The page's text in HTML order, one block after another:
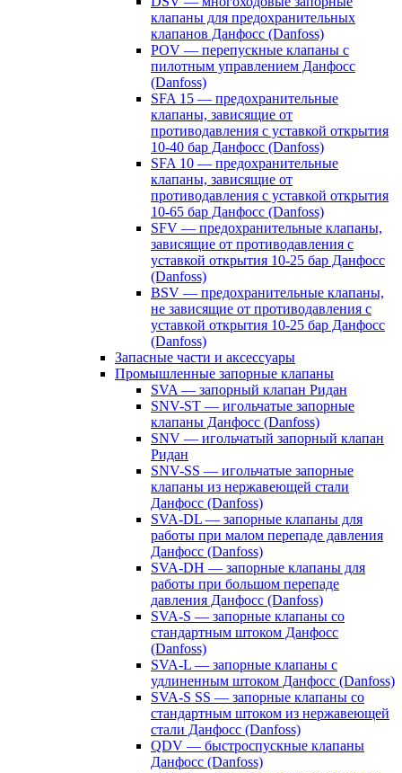
клапаны для предохранительных
клапанов Данфосс (Danfoss)
POV — перепускные клапаны с
пилотным управлением Данфосс
(Danfoss)
SFA 15 — предохранительные
клапаны, зависящие от
противодавления с уставкой открытия
10-40 бар Данфосс (Danfoss)
SFA 10 — предохранительные
клапаны, зависящие от
противодавления с уставкой открытия
10-65 бар Данфосс (Danfoss)
SFV — предохранительные клапаны,
зависящие от противодавления с
уставкой открытия 10-25 бар Данфосс
(Danfoss)
BSV — предохранительные клапаны,
не зависящие от противодавления с
уставкой открытия 10-25 бар Данфосс
(Danfoss)
Запасные части и аксессуары
Промышленные запорные клапаны
SVA — запорный клапан Ридан
SNV-ST — игольчатые запорные
клапаны Данфосс (Danfoss)
SNV — игольчатый запорный клапан
Ридан
SNV-SS — игольчатые запорные
клапаны из нержавеющей стали
Данфосс (Danfoss)
SVA-DL — запорные клапаны для
работы при малом перепаде давления
Данфосс (Danfoss)
SVA-DH — запорные клапаны для
работы при большом перепаде
давления Данфосс (Danfoss)
SVA-S — запорные клапаны со
стандартным штоком Данфосс
(Danfoss)
SVA-L — запорные клапаны с
удлиненным штоком Данфосс (Danfoss)
SVA-S SS — запорные клапаны со
стандартным штоком из нержавеющей
стали Данфосс (Danfoss)
QDV — быстроспускные клапаны
Данфосс (Danfoss)